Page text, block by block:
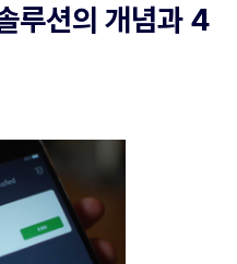
루션의 개념과 4